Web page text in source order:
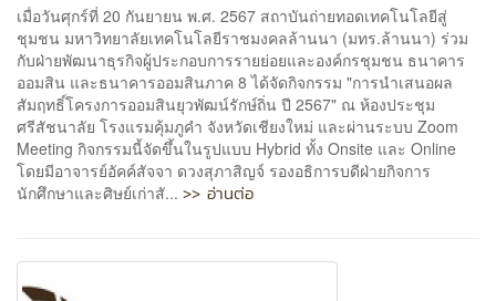
เมื่อวันศุกร์ที่ 20 กันยายน พ.ศ. 2567 สถาบันถ่ายทอดเทคโนโลยีสู่
ชุมชน มหาวิทยาลัยเทคโนโลยีราชมงคลล้านนา (มทร.ล้านนา) ร่วม
กับฝ่ายพัฒนาธุรกิจผู้ประกอบการรายย่อยและองค์กรชุมชน ธนาคาร
ออมสิน และธนาคารออมสินภาค 8 ได้จัดกิจกรรม "การนำเสนอผล
สัมฤทธิ์โครงการออมสินยุวพัฒน์รักษ์ถิ่น ปี 2567" ณ ห้องประชุม
ศรีสัชนาลัย โรงแรมคุ้มภูคำ จังหวัดเชียงใหม่ และผ่านระบบ Zoom
Meeting กิจกรรมนี้จัดขึ้นในรูปแบบ Hybrid ทั้ง Onsite และ Online
โดยมีอาจารย์อัคค์สัจจา ดวงสุภาสิญจ์ รองอธิการบดีฝ่ายกิจการ
นักศึกษาและศิษย์เก่าสั... >> อ่านต่อ